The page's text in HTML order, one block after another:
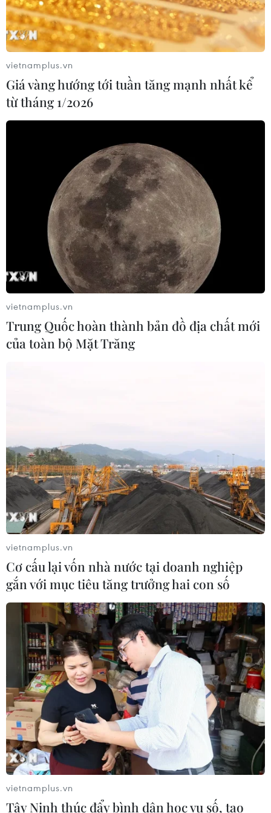
với giá 1,2 tỷ USD
05/08/2026 04:26
VNPT-VRG và cái “bắt tay” chiến
lược của để xây mô hình khu công
nghiệp công nghệ số
VIB ra mắt One Card, mở ra bước
tiến mới về thẻ tín dụng
05/08/2026 01:48
Doanh thu của Apple tại Ấn Độ lần
đầu vượt 10 tỷ USD
05/08/2026 00:53
Boeing 737 MAX 7 được đưa vào khai
thác sau hơn 8 năm chờ đợi
quan mới về AI
03/08/2026 14:35
MB chuẩn bị trả cổ tức cho cổ đông
15%, nâng vốn điều lệ lên 100.000 tỷ
đồng
03/08/2026 13:47
TotalEnergies thâu tóm một phần
mảng năng lượng tái tạo của Shell
03/08/2026 10:33
Xem thêm
Tổng Biên tập: TRẦN TIẾN DUẨN
vietnamplus.vn
Giá vàng hướng tới tuần tăng mạnh nhất kể
từ tháng 1/2026
vietnamplus.vn
Trung Quốc hoàn thành bản đồ địa chất mới
của toàn bộ Mặt Trăng
vietnamplus.vn
Cơ cấu lại vốn nhà nước tại doanh nghiệp
gắn với mục tiêu tăng trưởng hai con số
vietnamplus.vn
Tây Ninh thúc đẩy bình dân học vụ số, tạo